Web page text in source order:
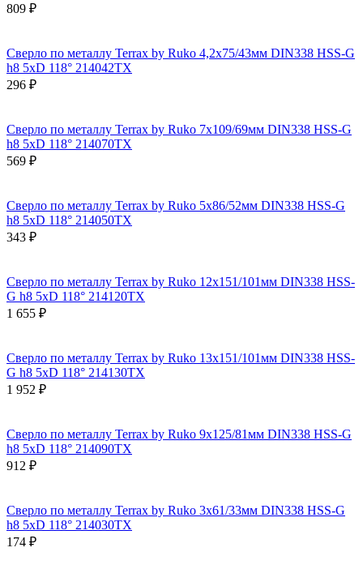
809 ₽
Сверло по металлу Terrax by Ruko 4,2x75/43мм DIN338 HSS-G
h8 5xD 118° 214042TX
296 ₽
Сверло по металлу Terrax by Ruko 7x109/69мм DIN338 HSS-G
h8 5xD 118° 214070TX
569 ₽
Сверло по металлу Terrax by Ruko 5x86/52мм DIN338 HSS-G
h8 5xD 118° 214050TX
343 ₽
Сверло по металлу Terrax by Ruko 12x151/101мм DIN338 HSS-
G h8 5xD 118° 214120TX
1 655 ₽
Сверло по металлу Terrax by Ruko 13x151/101мм DIN338 HSS-
G h8 5xD 118° 214130TX
1 952 ₽
Сверло по металлу Terrax by Ruko 9x125/81мм DIN338 HSS-G
h8 5xD 118° 214090TX
912 ₽
Сверло по металлу Terrax by Ruko 3x61/33мм DIN338 HSS-G
h8 5xD 118° 214030TX
174 ₽